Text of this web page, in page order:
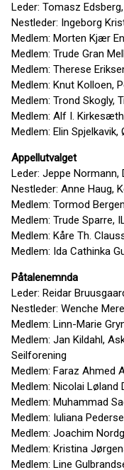
Leder: Tomasz
Nestleder: Ingeborg
Medlem: Morten Kjær
Medlem: Trude Gran
Medlem: Therese
Medlem: Knut Kolloen,
Medlem: Trond Skogly,
Medlem: Alf I.
Medlem: Elin
Appellutvalget
Leder: Jeppe Normann,
Nestleder: Anne Haug,
Medlem: Tormod
Medlem: Trude Sparre,
Medlem: Kåre Th.
Medlem: Ida Cathinka
Påtalenemnda
Leder: Reidar
Nestleder: Wenche
Medlem: Linn-Marie
Medlem: Jan Kildahl,
Seilforening
Medlem: Faraz Ahmed
Medlem: Nicolai Løland
Medlem: Muhammad
Medlem: Iuliana
Medlem: Joachim
Medlem: Kristina
Medlem: Line